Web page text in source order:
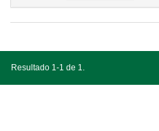
Resultado 1-1 de 1.